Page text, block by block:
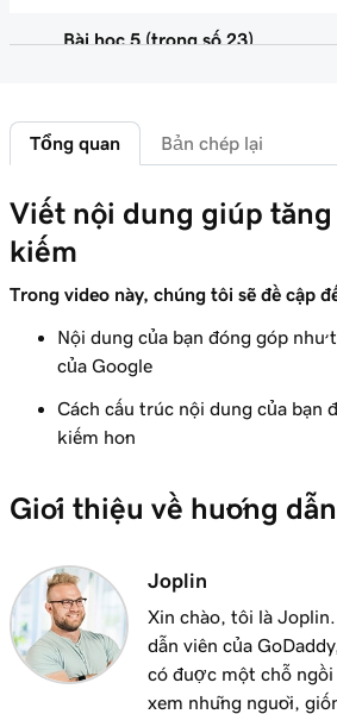
Bài học 5 (trong số 23)
Bài học 6 (trong số 23)
Bài học 7 (trong số 23)
Thêm một phần vào trang
Marketing của tôi
Bài học 8 (trong số 23)
Chỉnh sửa nội dung trong một
nhóm phần
Bài học 9 (trong số 23)
của tôi
Chỉnh sửa văn bản trong tiêu đề
Marketing
Bài học 11 (trong số 23)
Thêm biểu ngữ khuyến mại vào
Tổng quan Bản chép lại
Viết nội dung giúp
kiếm
Trong video này, chúng tôi sẽ đề cập
Nội dung của bạn đóng góp như
của Google
Cách cấu trúc nội dung của bạn
kiếm hơn
Giới thiệu về hướng
Joplin
Xin chào, tôi là
dẫn viên của
có được một chỗ ngồi
xem những người,